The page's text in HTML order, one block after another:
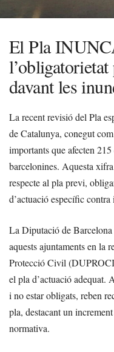
El Pla
davant les
La recent revisió del Pla
de Catalunya, conegut
importants que afecten
barcelonines. Aquesta
respecte al pla previ,
d’actuació específic
La Diputació de Barcelona
aquests ajuntaments en la
Protecció Civil
el pla d’actuació adequat.
i no estar obligats, reben
pla, destacant un
normativa.